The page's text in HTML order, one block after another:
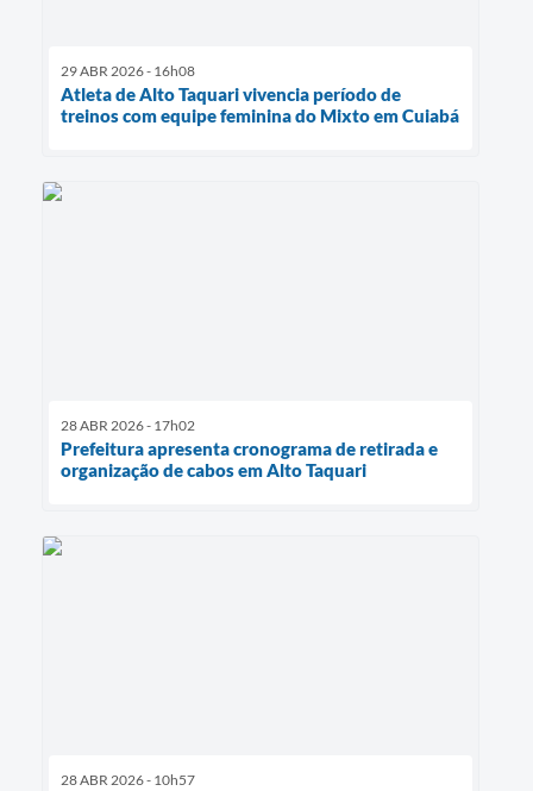
29 ABR 2026 - 16h08
Atleta de Alto Taquari vivencia período de
treinos com equipe feminina do Mixto em Cuiabá
28 ABR 2026 - 17h02
Prefeitura apresenta cronograma de retirada e
organização de cabos em Alto Taquari
28 ABR 2026 - 10h57